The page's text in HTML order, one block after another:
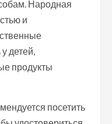
Народная
и
детей,
продукты
посетить